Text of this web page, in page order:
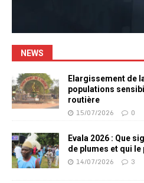
NEWS
Elargissement de
populations
routière
15/07/2026 0
Evala 2026 : Que
de plumes et qui le
14/07/2026 3